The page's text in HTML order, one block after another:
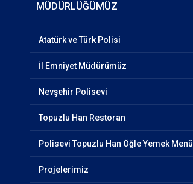
MÜDÜRLÜĞÜMÜZ
Atatürk ve Türk Polisi
İl Emniyet Müdürümüz
Nevşehir Polisevi
Topuzlu Han Restoran
Polisevi Topuzlu Han Öğle Yemek
Projelerimiz